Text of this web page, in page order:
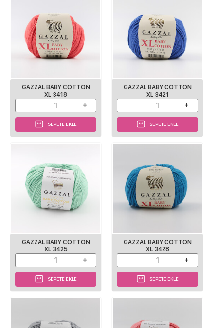
GAZZAL BABY COTTON
XL 3418
SEPETE EKLE
GAZZAL BABY COTTON
XL 3421
SEPETE EKLE
GAZZAL BABY COTTON
XL 3425
SEPETE EKLE
GAZZAL BABY COTTON
XL 3428
SEPETE EKLE